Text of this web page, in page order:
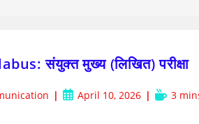
संयुक्त मुख्य (लिखित) परीक्षा
PostApril 10, 2026
Reading
3